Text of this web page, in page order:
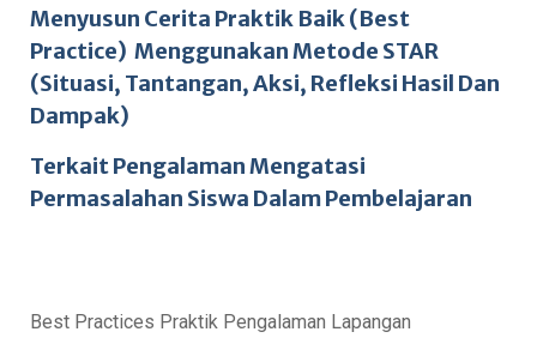
Menyusun Cerita Praktik Baik (Best
Practice) Menggunakan Metode STAR
(Situasi, Tantangan, Aksi, Refleksi Hasil Dan
Dampak)
Terkait Pengalaman Mengatasi
Permasalahan Siswa Dalam Pembelajaran
Best Practices Praktik Pengalaman Lapangan